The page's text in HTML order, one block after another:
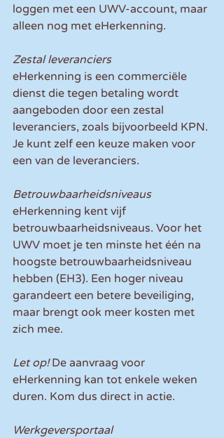
loggen met een UWV-account, maar
alleen nog met eHerkenning.
Zestal leveranciers
eHerkenning is een commerciële
dienst die tegen betaling wordt
aangeboden door een zestal
leveranciers, zoals bijvoorbeeld KPN.
Je kunt zelf een keuze maken voor
een van de leveranciers.
Betrouwbaarheidsniveaus
eHerkenning kent vijf
betrouwbaarheidsniveaus. Voor het
UWV moet je ten minste het één na
hoogste betrouwbaarheidsniveau
hebben (EH3). Een hoger niveau
garandeert een betere beveiliging,
maar brengt ook meer kosten met
zich mee.
Let op! De aanvraag voor
eHerkenning kan tot enkele weken
duren. Kom dus direct in actie.
Werkgeversportaal